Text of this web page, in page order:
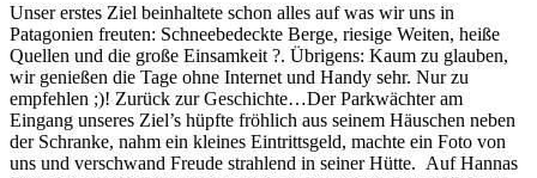
Unser erstes Ziel beinhaltete schon alles auf was wir uns in
Patagonien freuten: Schneebedeckte Berge, riesige Weiten, heiße
Quellen und die große Einsamkeit ?. Übrigens: Kaum zu glauben,
wir genießen die Tage ohne Internet und Handy sehr. Nur zu
empfehlen ;)! Zurück zur Geschichte…Der Parkwächter am
Eingang unseres Ziel’s hüpfte fröhlich aus seinem Häuschen neben
der Schranke, nahm ein kleines Eintrittsgeld, machte ein Foto von
uns und verschwand Freude strahlend in seiner Hütte. Auf Hannas